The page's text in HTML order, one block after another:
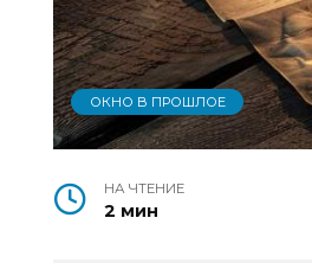
ОКНО В ПРОШЛОЕ
НА ЧТЕНИЕ
2 мин